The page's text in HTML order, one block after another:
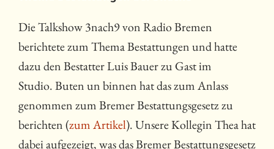
Die Talkshow 3nach9 von Radio Bremen
berichtete zum Thema Bestattungen und hatte
dazu den Bestatter Luis Bauer zu Gast im
Studio. Buten un binnen hat das zum Anlass
genommen zum Bremer Bestattungsgesetz zu
berichten (zum Artikel). Unsere Kollegin Thea hat
dabei aufgezeigt, was das Bremer Bestattungsgesetz